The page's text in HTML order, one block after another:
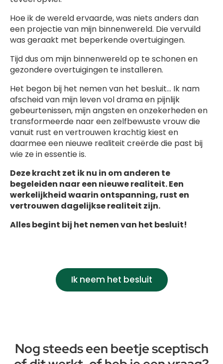
Hoe ik de wereld ervaarde, was niets anders dan
een projectie van mijn binnenwereld. Die vervuild
was geraakt met beperkende overtuigingen.
Tijd dus om mijn binnenwereld op te schonen en
gezondere overtuigingen te installeren.
Het begon bij het nemen van het besluit… Ik nam
afscheid van mijn leven vol drama en pijnlijk
gebeurtenissen, mijn angsten en onzekerheden en
transformeerde naar een zelfbewuste vrouw die
vanuit rust en vertrouwen krachtig kiest en
daarmee een nieuwe realiteit creërde die past bij
wie ze in essentie is.
Deze kracht zet ik nu in om anderen te
begeleiden naar een nieuwe realiteit. Een
werkelijkheid waarin ontspanning, rust en
vertrouwen dagelijkse realiteit zijn.
Alles begint bij het nemen van het besluit!
Ik neem het besluit
Nog steeds een beetje sceptisch